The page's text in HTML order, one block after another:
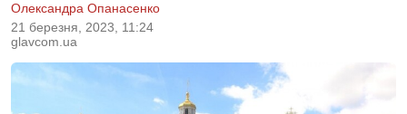
21 березня, 2023, 11:24
glavcom.ua
Олександра Опанасенко